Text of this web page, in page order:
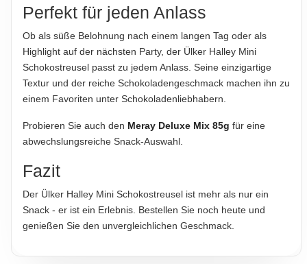
Perfekt für jeden Anlass
Ob als süße Belohnung nach einem langen Tag oder als
Highlight auf der nächsten Party, der Ülker Halley Mini
Schokostreusel passt zu jedem Anlass. Seine einzigartige
Textur und der reiche Schokoladengeschmack machen ihn zu
einem Favoriten unter Schokoladenliebhabern.
Probieren Sie auch den Meray Deluxe Mix 85g für eine
abwechslungsreiche Snack-Auswahl.
Fazit
Der Ülker Halley Mini Schokostreusel ist mehr als nur ein
Snack - er ist ein Erlebnis. Bestellen Sie noch heute und
genießen Sie den unvergleichlichen Geschmack.